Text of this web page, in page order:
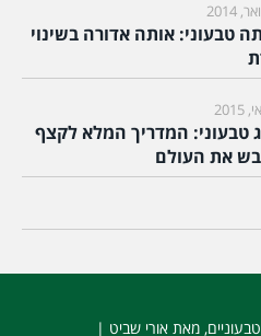
טבעוני: אותה אדורה בשינוי
טבעוני: המדריך המלא לקצף
את העולם
, מאת אורי שביט |